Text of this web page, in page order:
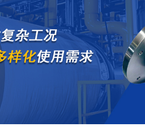
资质证书
专利证书
腾旋风采
生产设备
检测设备